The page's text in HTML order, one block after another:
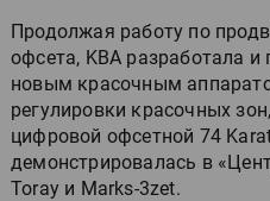
Продолжая работу по
офсета, KBA разработала и
новым красочным
регулировки красочных
цифровой офсетной 74
демонстрировалась в
Toray и Marks-3zet.